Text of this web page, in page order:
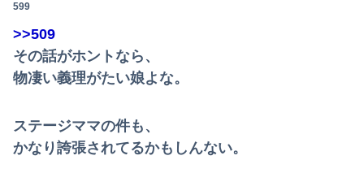
599
>>509
その話がホントなら、
物凄い義理がたい娘よな。
ステージママの件も、
かなり誇張されてるかもしんない。